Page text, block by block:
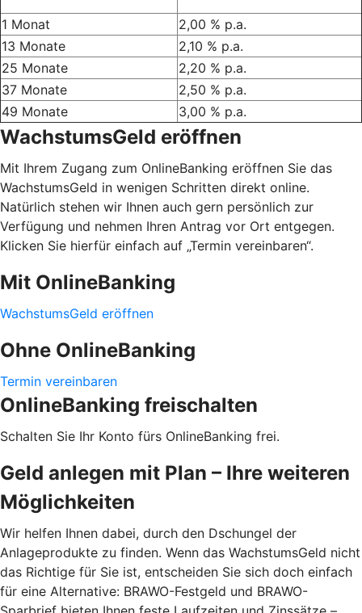
1 Monat
2,00 % p.a.
13 Monate
2,10 % p.a.
25 Monate
2,20 % p.a.
37 Monate
2,50 % p.a.
49 Monate
3,00 % p.a.
WachstumsGeld eröffnen
Mit Ihrem Zugang zum OnlineBanking eröffnen Sie das
WachstumsGeld in wenigen Schritten direkt online.
Natürlich stehen wir Ihnen auch gern persönlich zur
Verfügung und nehmen Ihren Antrag vor Ort entgegen.
Klicken Sie hierfür einfach auf „Termin vereinbaren“.
Mit OnlineBanking
WachstumsGeld eröffnen
Ohne OnlineBanking
Termin vereinbaren
OnlineBanking freischalten
Schalten Sie Ihr Konto fürs OnlineBanking frei.
Geld anlegen mit Plan – Ihre weiteren
Möglichkeiten
Wir helfen Ihnen dabei, durch den Dschungel der
Anlageprodukte zu finden. Wenn das WachstumsGeld nicht
das Richtige für Sie ist, entscheiden Sie sich doch einfach
für eine Alternative: BRAWO-Festgeld und BRAWO-